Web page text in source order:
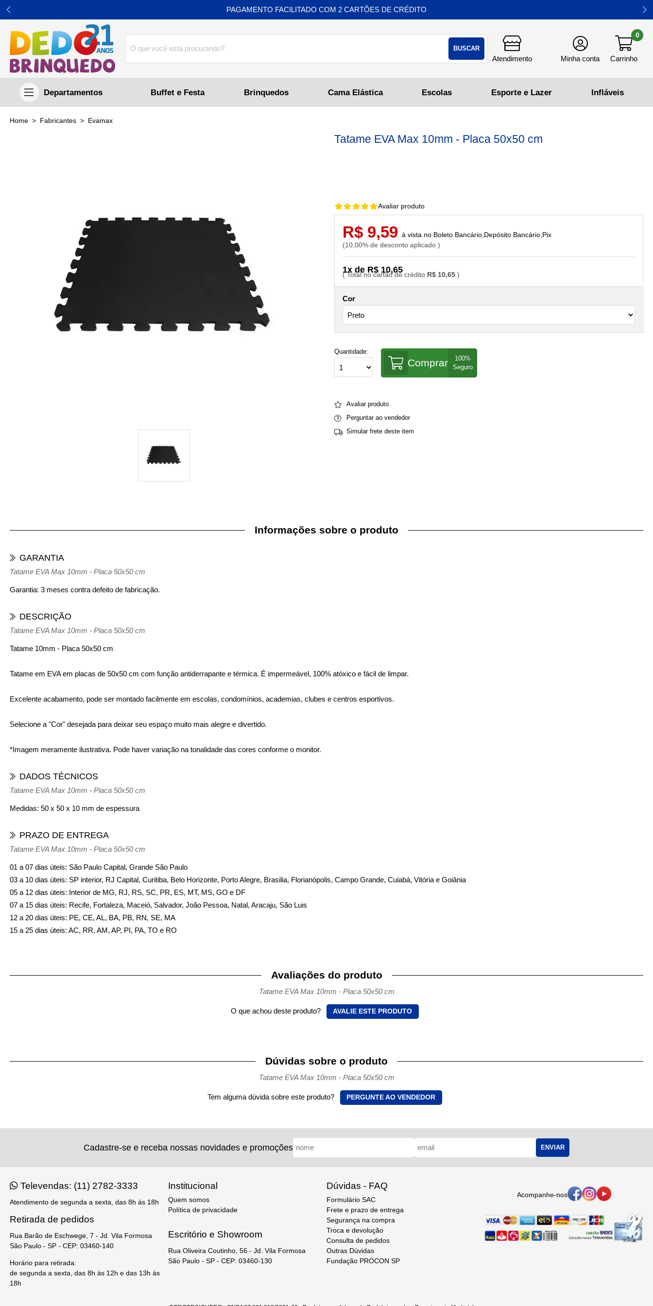
BUSCAR
0
Buffet e Festa Brinquedos Cama Elástica
PAGAMENTO FACILITADO COM 2 CARTÕES DE CRÉDITO
home Fabricantes evamax
Tatame EVA Max 10mm - Placa 50x50 cm
Avaliar produto
R$ 10,65
1x de R$ 10,65
R$ 9,59
10,00% de desconto aplicado
Boleto Bancário,Depósito Bancário,Pix
Cor
Quantidade:
Comprar
Avaliar produto
Perguntar ao vendedor
Simular frete deste item
Informações sobre o produto
GARANTIA
Tatame EVA Max 10mm - Placa 50x50 cm
Garantia: 3 meses contra defeito de fabricação.
DESCRIÇÃO
Tatame EVA Max 10mm - Placa 50x50 cm
Tatame 10mm - Placa 50x50 cm
Tatame em EVA em placas de 50x50 cm com função antiderrapante e térmica. É impermeável, 100% atóxico e fácil de limpar.
Excelente acabamento, pode ser montado facilmente em escolas, condomínios, academias, clubes e centros esportivos.
Selecione a "Cor" desejada para deixar seu espaço muito mais alegre e divertido.
*Imagem meramente ilustrativa. Pode haver variação na tonalidade das cores conforme o monitor.
DADOS TÉCNICOS
Tatame EVA Max 10mm - Placa 50x50 cm
Medidas: 50 x 50 x 10 mm de espessura
PRAZO DE ENTREGA
Tatame EVA Max 10mm - Placa 50x50 cm
01 a 07 dias úteis: São Paulo Capital, Grande São Paulo
03 a 10 dias úteis: SP interior, RJ Capital, Curitiba, Belo Horizonte, Porto Alegre, Brasilia, Florianópolis, Campo Grande, Cuiabá, Vitória e Goiânia
05 a 12 dias úteis: Interior de MG, RJ, RS, SC, PR, ES, MT, MS, GO e DF
07 a 15 dias úteis: Recife, Fortaleza, Maceió, Salvador, João Pessoa, Natal, Aracaju, São Luis
12 a 20 dias úteis: PE, CE, AL, BA, PB, RN, SE, MA
15 a 25 dias úteis: AC, RR, AM, AP, PI, PA, TO e RO
Avaliações do produto
Tatame EVA Max 10mm - Placa 50x50 cm
O que achou deste produto? AVALIE ESTE PRODUTO
Dúvidas sobre o produto
Tatame EVA Max 10mm - Placa 50x50 cm
Tem alguma dúvida sobre este produto? PERGUNTE AO VENDEDOR
Cadastre-se e receba nossas novidades e promoções ENVIAR
Televendas: (11) 2782-3333
Atendimento de segunda a sexta, das 8h às 18h
Retirada de pedidos
Rua Barão de Eschwege, 7 - Jd. Vila Formosa
São Paulo - SP - CEP: 03460-140
Horário para retirada:
de segunda a sexta, das 8h às 12h e das 13h às
18h
Institucional
Quem somos
Política de privacidade
Escritório e Showroom
Rua Oliveira Coutinho, 56 - Jd. Vila Formosa
São Paulo - SP - CEP: 03460-130
Dúvidas - FAQ
Formulário SAC
Frete e prazo de entrega
Segurança na compra
Troca e devolução
Consulta de pedidos
Outras Dúvidas
Fundação PROCON SP
Acompanhe-nos